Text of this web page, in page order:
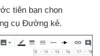
tiên bạn chọn
cụ Đường kẻ.